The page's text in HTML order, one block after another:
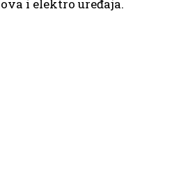
i elektro uređaja.